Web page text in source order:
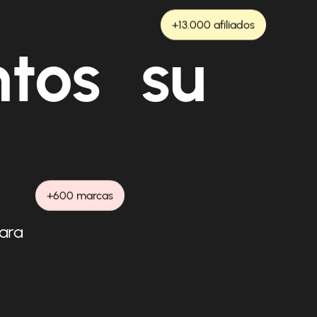
su
+600 marcas
+13.000 afiliados